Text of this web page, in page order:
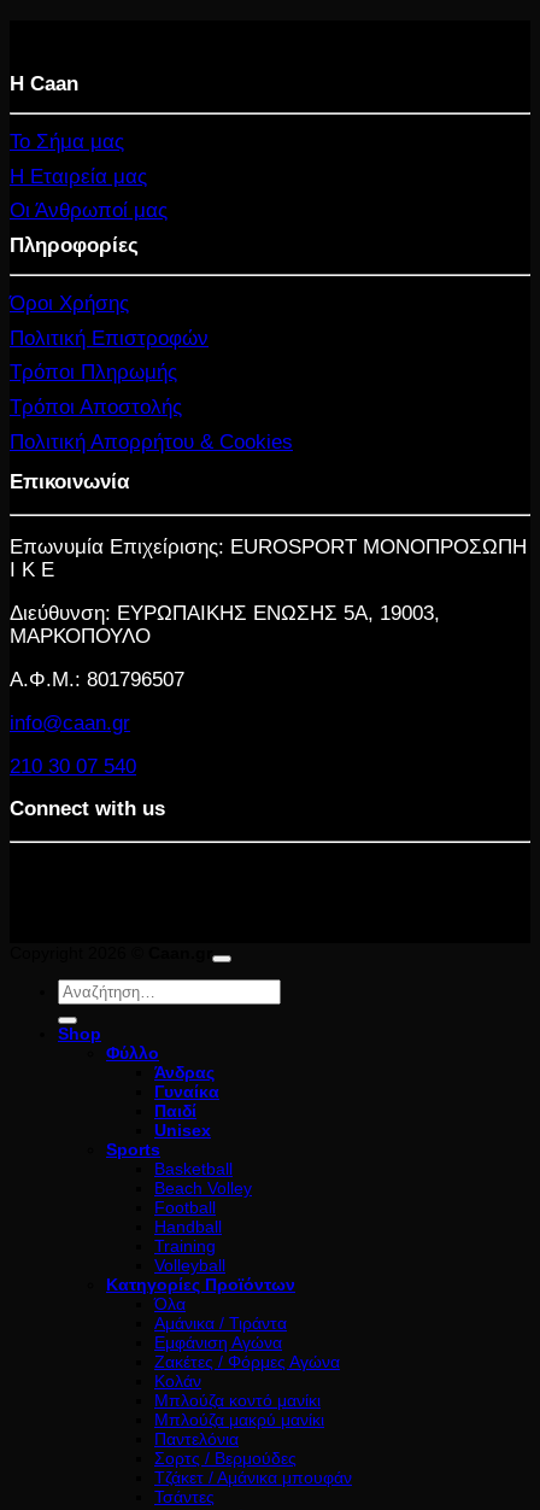
Η Caan
Το Σήμα μας
Η Εταιρεία μας
Οι Άνθρωποί μας
Πληροφορίες
Όροι Χρήσης
Πολιτική Επιστροφών
Τρόποι Πληρωμής
Τρόποι Αποστολής
Πολιτική Απορρήτου & Cookies
Επικοινωνία
Επωνυμία Επιχείρισης: EUROSPORT ΜΟΝΟΠΡΟΣΩΠΗ
Ι Κ Ε
Διεύθυνση: ΕΥΡΩΠΑΙΚΗΣ ΕΝΩΣΗΣ 5Α, 19003,
ΜΑΡΚΟΠΟΥΛΟ
Α.Φ.Μ.: 801796507
info@caan.gr
210 30 07 540
Connect with us
Αναζήτηση
για:
Shop
Φύλλο
Άνδρας
Γυναίκα
Παιδί
Unisex
Sports
Basketball
Beach Volley
Football
Handball
Training
Volleyball
Κατηγορίες Προϊόντων
Όλα
Αμάνικα / Τιράντα
Εμφάνιση Αγώνα
Ζακέτες / Φόρμες Αγώνα
Κολάν
Μπλούζα κοντό μανίκι
Μπλούζα μακρύ μανίκι
Παντελόνια
Σορτς / Βερμούδες
Τζάκετ / Αμάνικα μπουφάν
Τσάντες